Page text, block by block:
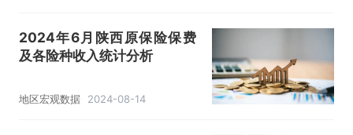
2024年6月陕西原保险保费
及各险种收入统计分析
地区宏观数据 2024-08-14